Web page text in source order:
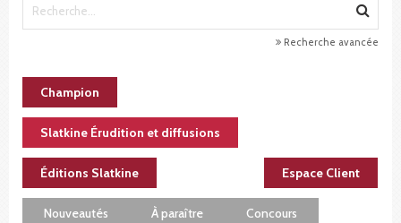
Recherche avancée
Champion
Slatkine Érudition et diffusions
Éditions Slatkine Espace Client
Nouveautés À paraître Concours